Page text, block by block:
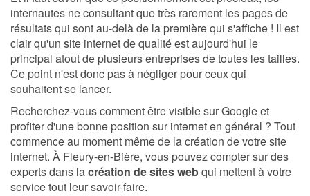
internautes ne consultant que très rarement les pages de
résultats qui sont au-delà de la première qui s'affiche ! Il est
clair qu'un site internet de qualité est aujourd'hui le
principal atout de plusieurs entreprises de toutes les tailles.
Ce point n'est donc pas à négliger pour ceux qui
souhaitent se lancer.
Recherchez-vous comment être visible sur Google et
profiter d'une bonne position sur internet en général ? Tout
commence au moment même de la création de votre site
internet. À Fleury-en-Bière, vous pouvez compter sur des
experts dans lacréation de sites webqui mettent à votre
service tout leur savoir-faire.